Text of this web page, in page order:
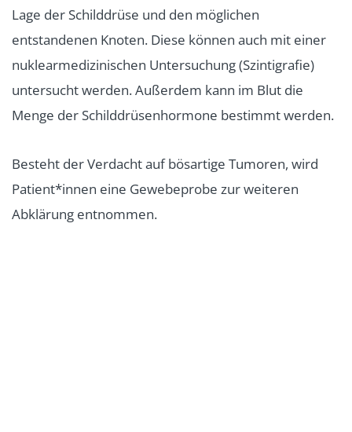
Lage der Schilddrüse und den möglichen
entstandenen Knoten. Diese können auch mit einer
nuklearmedizinischen Untersuchung (Szintigrafie)
untersucht werden. Außerdem kann im Blut die
Menge der Schilddrüsenhormone bestimmt werden.
Besteht der Verdacht auf bösartige Tumoren, wird
Patient*innen eine Gewebeprobe zur weiteren
Abklärung entnommen.